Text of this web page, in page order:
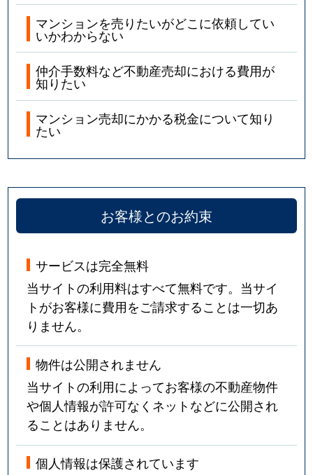
角五郎
2,700万円
北四番丁
角五郎
1,700万円
国際センター(宮城)
東照宮
通町
3,200万円
北仙台
通町
3,000万円
北仙台
通町
6,400万円
北四番丁
5,400万円
北四番丁
中江
2,500万円
中山
1,700万円
北山(宮城)
中山
中山
1,800万円
中山
1,600万円
東北福祉大前
西勝山
1,100万円
錦ケ丘
1,100万円
マンションを売りたいがどこに依頼してい
いかわからない
仲介手数料など不動産売却における費用が
知りたい
マンション売却にかかる税金について知り
たい
お客様とのお約束
サービスは完全無料
当サイトの利用料はすべて無料です。当サイ
トがお客様に費用をご請求することは一切あ
りません。
物件は公開されません
当サイトの利用によってお客様の不動産物件
や個人情報が許可なくネットなどに公開され
ることはありません。
個人情報は保護されています